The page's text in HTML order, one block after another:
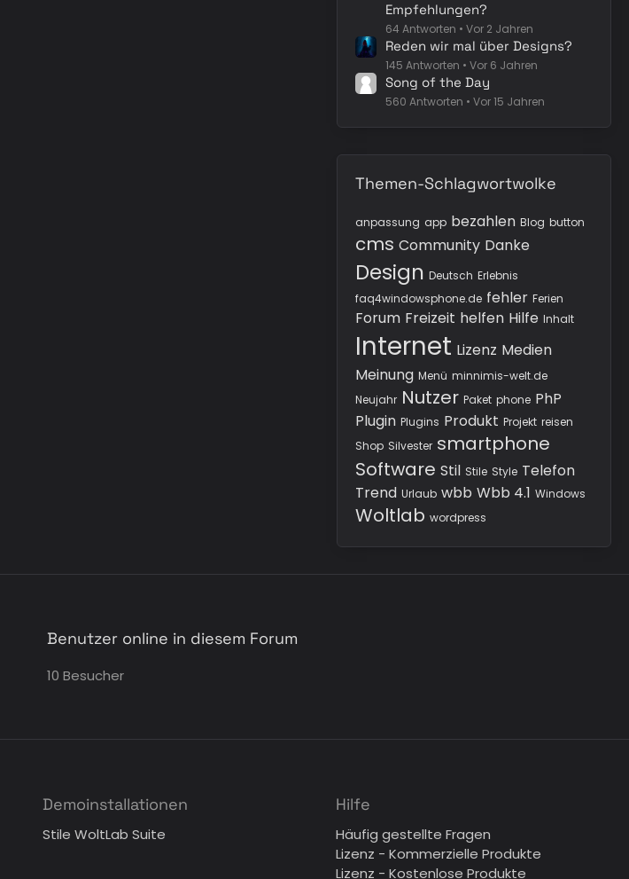
Empfehlungen?
64 Antworten Vor 2 Jahren
Reden wir mal über Designs?
145 Antworten Vor 6 Jahren
Song of the Day
560 Antworten Vor 15 Jahren
Themen-Schlagwortwolke
anpassung app bezahlen Blog button
cms Community Danke
Design Deutsch Erlebnis
faq4windowsphone.de fehler Ferien
Forum Freizeit helfen Hilfe Inhalt
Internet Lizenz Medien
Meinung Menü minnimis-welt.de
Neujahr Nutzer Paket phone PhP
Plugin Plugins Produkt Projekt reisen
Shop Silvester smartphone
Software Stil Stile Style Telefon
Trend Urlaub wbb Wbb 4.1 Windows
Woltlab wordpress
Benutzer online in diesem Forum
10 Besucher
Demoinstallationen
Stile WoltLab Suite
Hilfe
Häufig gestellte Fragen
Lizenz - Kommerzielle Produkte
Lizenz - Kostenlose Produkte